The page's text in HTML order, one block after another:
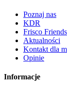
Poznaj nas
KDR
Frisco Friends
Aktualności
Kontakt dla
Opinie
Informacje